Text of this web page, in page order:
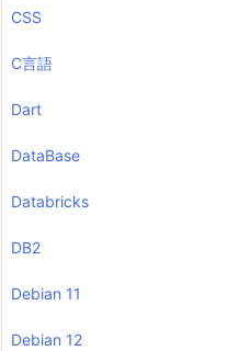
CSS
C言語
Dart
DataBase
Databricks
DB2
Debian 11
Debian 12